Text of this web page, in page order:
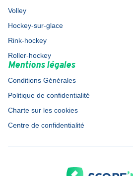
Volley
Hockey-sur-glace
Rink-hockey
Roller-hockey
Mentions légales
Conditions Générales
Politique de confidentialité
Charte sur les cookies
Centre de confidentialité